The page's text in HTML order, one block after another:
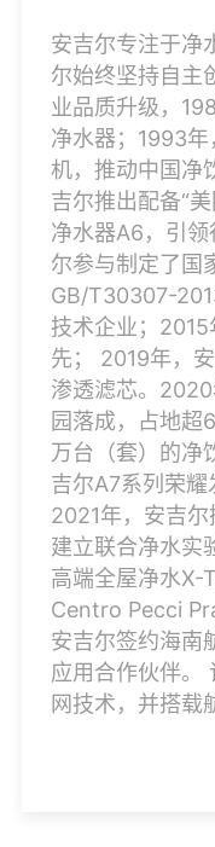
安吉尔专注于净
尔始终坚持自主
业品质升级，
净水器；1993
机，推动中国净
吉尔推出配备“
净水器A6，引
尔参与制定了国
GB/T30307-
技术企业；
先； 2019年，
渗透滤芯。
园落成，占地超
万台（套）的净
吉尔A7系列荣耀
2021年，安吉尔
建立联合净水实
高端全屋净水X-
Centro Pecci
安吉尔签约海南
应用合作伙伴。
网技术，并搭载